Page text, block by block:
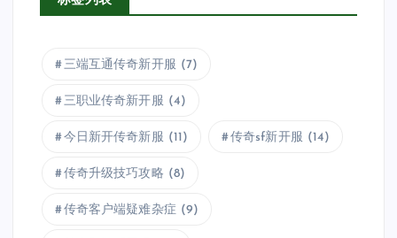
三端互通传奇新开服 (7)
三职业传奇新开服 (4)
今日新开传奇新服 (11) 传奇sf新开服 (14)
传奇升级技巧攻略 (8)
传奇客户端疑难杂症 (9)